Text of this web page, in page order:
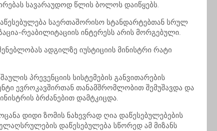
სავარაუდოდ წლის ბოლოს დაიწყებს.
საერთაშორისო სტანდარტებთან სრულ
რეაბილიტაციის ინტერესს არის მორგებული.
ადგილზე იუსტიციის მინისტრი რატი
პრევენციის სისტემების განვითარების
ევროკავშირთან თანამშრომლობით შემუშავდა და
ბრძანებით დამტკიცდა.
დიდი ზომის ნახევრად ღია დაწესებულებების
დაწესებულება სწორედ ამ მიზანს